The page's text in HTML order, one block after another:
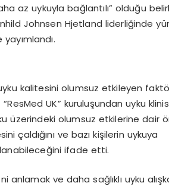
az uykuyla bağlantılı” olduğu
Johnsen Hjetland liderliğinde
kalitesini olumsuz etkileyen
UK” kuruluşundan uyku
üzerindeki olumsuz etkilerine dair
çaldığını ve bazı kişilerin uykuya
ifade etti.
ve daha sağlıklı uyku